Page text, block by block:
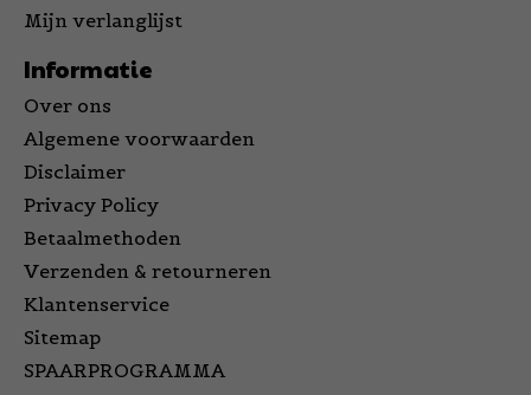
Mijn verlanglijst
Informatie
Over ons
Algemene voorwaarden
Disclaimer
Privacy Policy
Betaalmethoden
Verzenden & retourneren
Klantenservice
Sitemap
SPAARPROGRAMMA